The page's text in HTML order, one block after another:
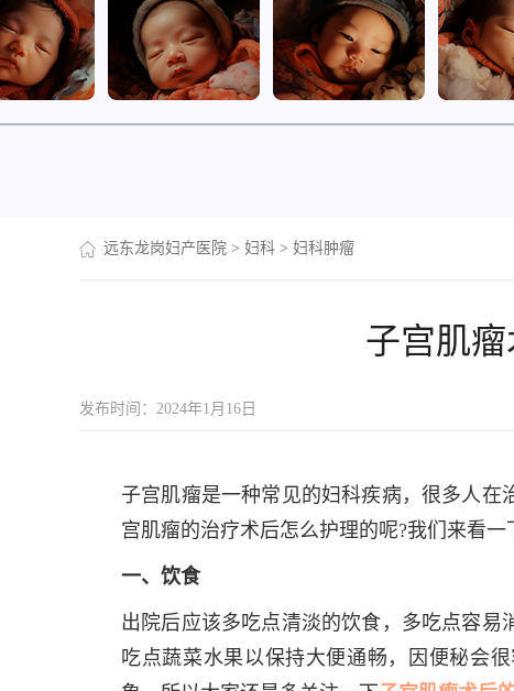
远东龙岗妇产医院 > 妇科 > 妇科肿瘤
子宫肌
发布时间：2024年1月16日
子宫肌瘤是一种常见的妇科疾病，很多人
宫肌瘤的治疗术后怎么护理的呢?我们来看一
一、饮食
出院后应该多吃点清淡的饮食，多吃点容
吃点蔬菜水果以保持大便通畅，因便秘会